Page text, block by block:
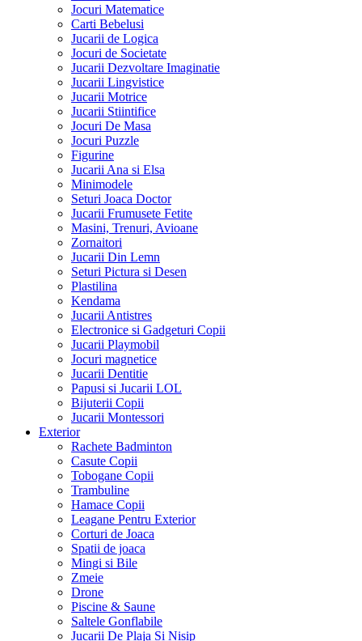
Jocuri Matematice
Carti Bebelusi
Jucarii de Logica
Jocuri de Societate
Jucarii Dezvoltare Imaginatie
Jucarii Lingvistice
Jucarii Motrice
Jucarii Stiintifice
Jocuri De Masa
Jocuri Puzzle
Figurine
Jucarii Ana si Elsa
Minimodele
Seturi Joaca Doctor
Jucarii Frumusete Fetite
Masini, Trenuri, Avioane
Zornaitori
Jucarii Din Lemn
Seturi Pictura si Desen
Plastilina
Kendama
Jucarii Antistres
Electronice si Gadgeturi Copii
Jucarii Playmobil
Jocuri magnetice
Jucarii Dentitie
Papusi si Jucarii LOL
Bijuterii Copii
Jucarii Montessori
Exterior
Rachete Badminton
Casute Copii
Tobogane Copii
Trambuline
Hamace Copii
Leagane Pentru Exterior
Corturi de Joaca
Spatii de joaca
Mingi si Bile
Zmeie
Drone
Piscine & Saune
Saltele Gonflabile
Jucarii De Plaja Si Nisip